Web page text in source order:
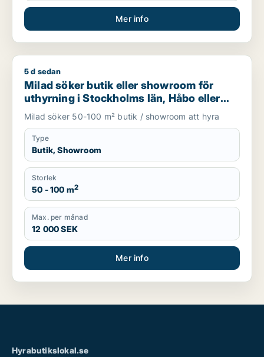
Mer info
Milad söker butik eller showroom för uthyrning i Stockholms
5 d sedan
Milad söker butik eller showroom för
uthyrning i Stockholms län, Håbo eller
Knivsta
Milad söker 50-100 m² butik / showroom att hyra
Type
Butik, Showroom
Storlek
50 - 100 m2
Max. per månad
12 000 SEK
Mer info
Hyrabutikslokal.se